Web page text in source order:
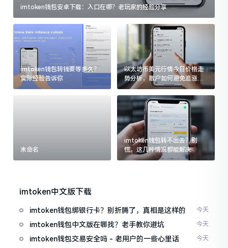
imtoken钱包安卓下载：入口在哪？老玩家的经验分享
imtoken钱包转钱要等多久？
实际经验告诉你
以太坊币美元行情今日价格走
势分析，散户如何避免追涨杀
跌被套牢
未命名
imtoken钱包转不出去？别
慌，这几种情况都能解决
imtoken中文版下载
imtoken钱包绑银行卡？别折腾了，真相是这样的 今天
imtoken钱包中文版在哪找？老手教你避坑 今天
imtoken钱包交易安全吗 - 老用户的一些心里话 今天